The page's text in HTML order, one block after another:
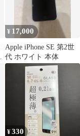
¥ 17,000
Apple iPhone SE 第2世
代 ホワイト 本体
¥330